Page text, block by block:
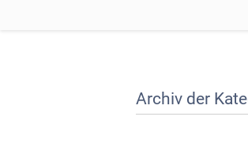
Archiv der